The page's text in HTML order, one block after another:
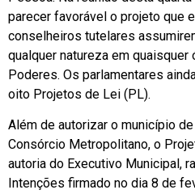
parecer favorável o projeto que
conselheiros tutelares
qualquer natureza em
Poderes. Os parlamentares
oito Projetos de Lei (PL).
Além de autorizar o município
Consórcio Metropolitano, o
autoria do Executivo Municipal,
Intenções firmado no dia 8 de